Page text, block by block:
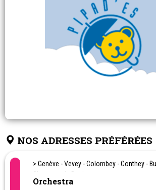
NOS ADRESSES PRÉFÉRÉES
> Genève - Vevey - Colombey - Conthey -
Chavanne de Bogis...
Orchestra